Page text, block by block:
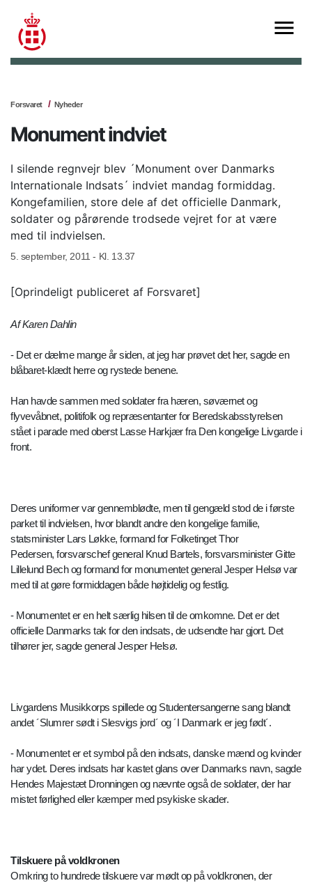
Forsvaret Nyheder
Monument indviet
I silende regnvejr blev ´Monument over Danmarks
Internationale Indsats´ indviet mandag formiddag.
Kongefamilien, store dele af det officielle Danmark,
soldater og pårørende trodsede vejret for at være
med til indvielsen.
5. september, 2011 - Kl. 13.37
[Oprindeligt publiceret af Forsvaret]
Af Karen Dahlin
- Det er dælme mange år siden, at jeg har prøvet det her, sagde en
blåbaret-klædt herre og rystede benene.
Han havde sammen med soldater fra hæren, søværnet og
flyvevåbnet, politifolk og repræsentanter for Beredskabsstyrelsen
stået i parade med oberst Lasse Harkjær fra Den kongelige Livgarde i
front.
Deres uniformer var gennemblødte, men til gengæld stod de i første
parket til indvielsen, hvor blandt andre den kongelige familie,
statsminister Lars Løkke, formand for Folketinget Thor
Pedersen, forsvarschef general Knud Bartels, forsvarsminister Gitte
Lillelund Bech og formand for monumentet general Jesper Helsø var
med til at gøre formiddagen både højtidelig og festlig.
- Monumentet er en helt særlig hilsen til de omkomne. Det er det
officielle Danmarks tak for den indsats, de udsendte har gjort. Det
tilhører jer, sagde general Jesper Helsø.
Livgardens Musikkorps spillede og Studentersangerne sang blandt
andet ´Slumrer sødt i Slesvigs jord´ og ´I Danmark er jeg født´.
- Monumentet er et symbol på den indsats, danske mænd og kvinder
har ydet. Deres indsats har kastet glans over Danmarks navn, sagde
Hendes Majestæt Dronningen og nævnte også de soldater, der har
mistet førlighed eller kæmper med psykiske skader.
Tilskuere på voldkronen
Omkring to hundrede tilskuere var mødt op på voldkronen, der